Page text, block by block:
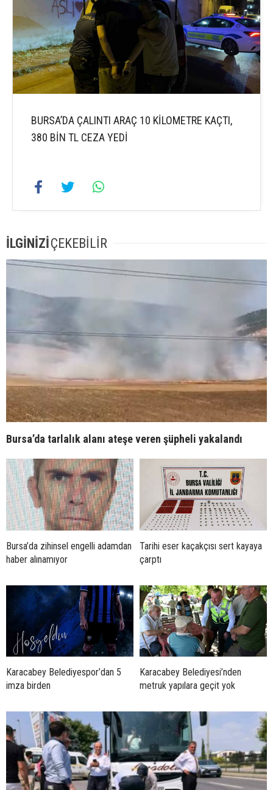
BURSA’DA ÇALINTI ARAÇ 10 KİLOMETRE KAÇTI,
380 BİN TL CEZA YEDİ
İLGİNİZİÇEKEBİLİR
Bursa’da tarlalık alanı ateşe veren şüpheli yakalandı
Bursa’da zihinsel engelli adamdan
haber alınamıyor
Tarihi eser kaçakçısı sert kayaya
çarptı
Karacabey Belediyespor’dan 5
imza birden
Karacabey Belediyesi’nden
metruk yapılara geçit yok